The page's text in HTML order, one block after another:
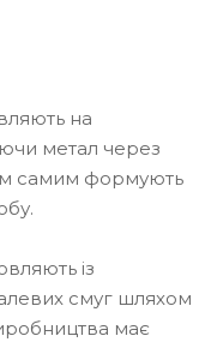
на
метал через
самим формують
із
смуг шляхом
має